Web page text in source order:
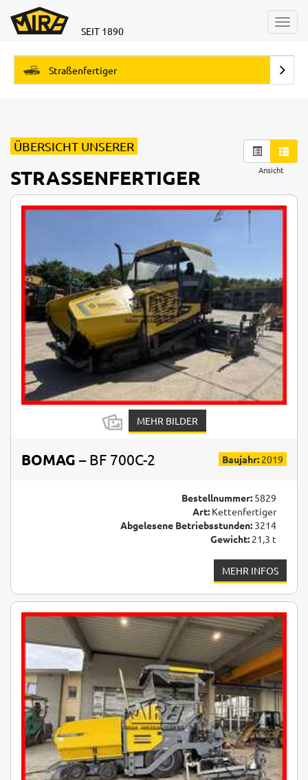
SEIT 1890
Straßenfertiger
Ansicht
ÜBERSICHT UNSERER
STRASSENFERTIGER
MEHR BILDER
BOMAG – BF 700C-2 Baujahr: 2019
Bestellnummer: 5829
Art: Kettenfertiger
Abgelesene Betriebsstunden: 3214
Gewicht: 21,3 t
MEHR INFOS